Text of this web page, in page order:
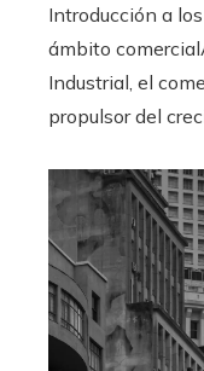
Introducción a
ámbito
Industrial, el
propulsor del